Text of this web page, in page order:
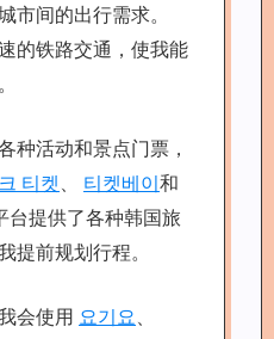
市间的出行需求。
的铁路交通，使我能
种活动和景点门票，
티켓 티켓베이 和
台提供了各种韩国旅
提前规划行程。
会使用 요기요